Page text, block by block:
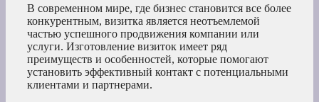
В современном мире, где бизнес становится все более
конкурентным, визитка является неотъемлемой
частью успешного продвижения компании или
услуги. Изготовление визиток имеет ряд
преимуществ и особенностей, которые помогают
установить эффективный контакт с потенциальными
клиентами и партнерами.